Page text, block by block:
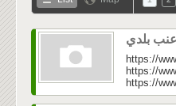
https://
https://
https://